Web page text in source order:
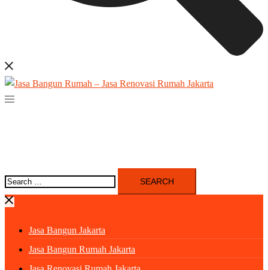
Search
for:
Jasa Bangun Jakarta
Jasa Bangun Rumah Jakarta